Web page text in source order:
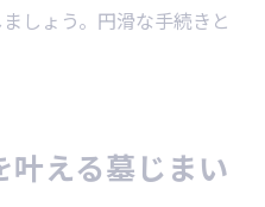
しょう。円滑な手続きと
叶える墓じまい